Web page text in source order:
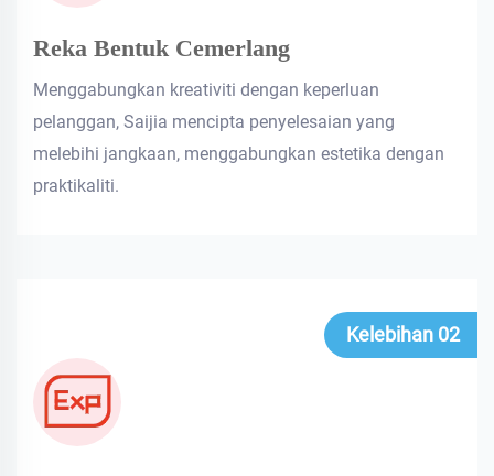
Reka Bentuk Cemerlang
Menggabungkan kreativiti dengan keperluan
pelanggan, Saijia mencipta penyelesaian yang
melebihi jangkaan, menggabungkan estetika dengan
praktikaliti.
Kelebihan 02